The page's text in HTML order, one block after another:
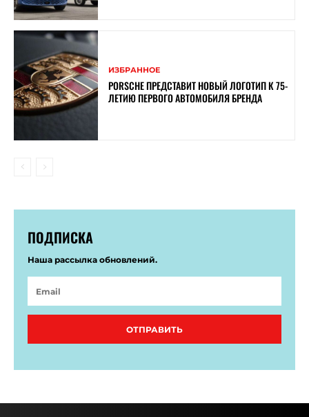
ИЗБРАННОЕ
PORSCHE ПРЕДСТАВИТ НОВЫЙ ЛОГОТИП К 75-
ЛЕТИЮ ПЕРВОГО АВТОМОБИЛЯ БРЕНДА
ПОДПИСКА
Наша рассылка обновлений.
ОТПРАВИТЬ